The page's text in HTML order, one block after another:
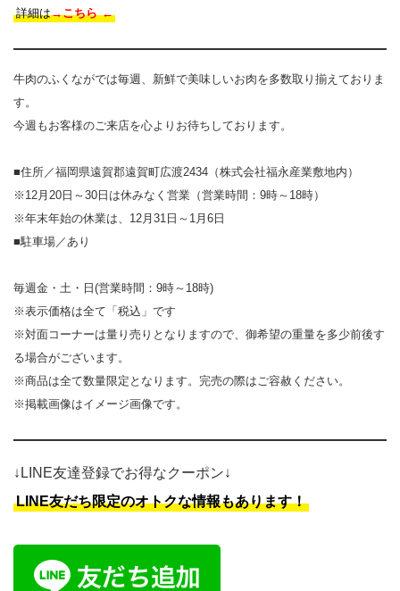
詳細は→こちら ←
牛肉のふくながでは毎週、新鮮で美味しいお肉を多数取り揃えておりま
す。
今週もお客様のご来店を心よりお待ちしております。
■住所／福岡県遠賀郡遠賀町広渡2434（株式会社福永産業敷地内）
※12月20日～30日は休みなく営業（営業時間：9時～18時）
※年末年始の休業は、12月31日～1月6日
■駐車場／あり
毎週金・土・日(営業時間：9時～18時)
※表示価格は全て「税込」です
※対面コーナーは量り売りとなりますので、御希望の重量を多少前後す
る場合がございます。
※商品は全て数量限定となります。完売の際はご容赦ください。
※掲載画像はイメージ画像です。
↓LINE友達登録でお得なクーポン↓
LINE友だち限定のオトクな情報もあります！